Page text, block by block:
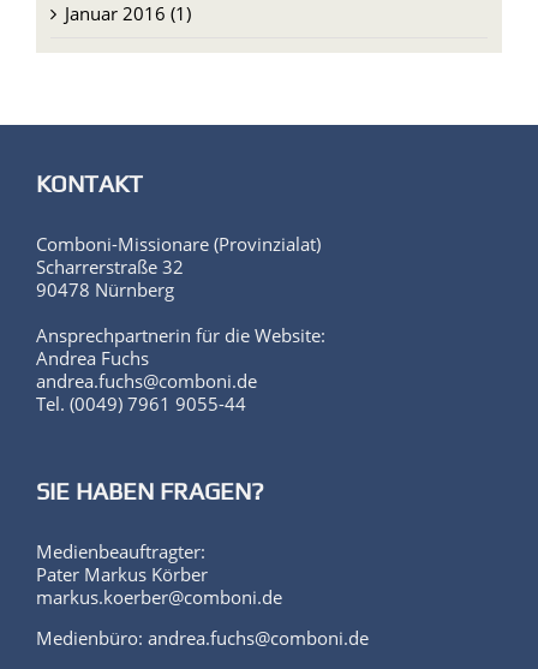
Januar 2016 (1)
KONTAKT
Comboni-Missionare (Provinzialat)
Scharrerstraße 32
90478 Nürnberg
Ansprechpartnerin für die Website:
Andrea Fuchs
andrea.fuchs@comboni.de
Tel. (0049) 7961 9055-44
SIE HABEN FRAGEN?
Medienbeauftragter:
Pater Markus Körber
markus.koerber@comboni.de
Medienbüro: andrea.fuchs@comboni.de